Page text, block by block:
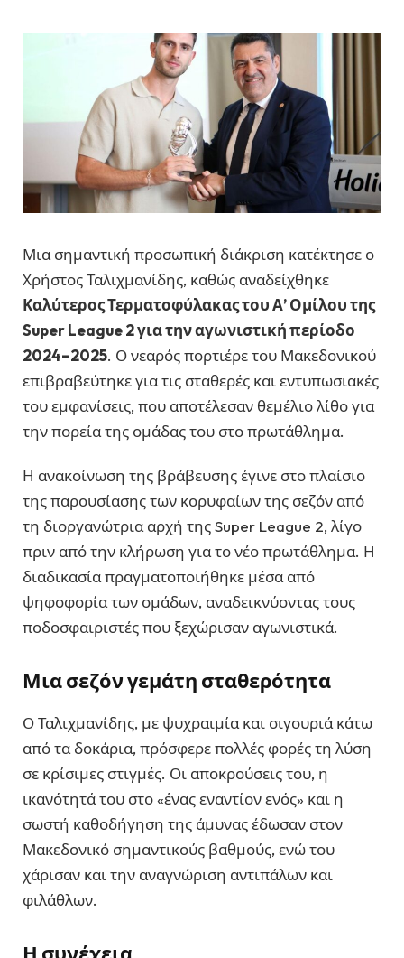
Μια σημαντική προσωπική διάκριση κατέκτησε ο
Χρήστος Ταλιχμανίδης, καθώς αναδείχθηκε
Καλύτερος Τερματοφύλακας του Α’ Ομίλου της
Super League 2 για την αγωνιστική περίοδο
2024–2025. Ο νεαρός πορτιέρε του Μακεδονικού
επιβραβεύτηκε για τις σταθερές και εντυπωσιακές
του εμφανίσεις, που αποτέλεσαν θεμέλιο λίθο για
την πορεία της ομάδας του στο πρωτάθλημα.
Η ανακοίνωση της βράβευσης έγινε στο πλαίσιο
της παρουσίασης των κορυφαίων της σεζόν από
τη διοργανώτρια αρχή της Super League 2, λίγο
πριν από την κλήρωση για το νέο πρωτάθλημα. Η
διαδικασία πραγματοποιήθηκε μέσα από
ψηφοφορία των ομάδων, αναδεικνύοντας τους
ποδοσφαιριστές που ξεχώρισαν αγωνιστικά.
Μια σεζόν γεμάτη σταθερότητα
Ο Ταλιχμανίδης, με ψυχραιμία και σιγουριά κάτω
από τα δοκάρια, πρόσφερε πολλές φορές τη λύση
σε κρίσιμες στιγμές. Οι αποκρούσεις του, η
ικανότητά του στο «ένας εναντίον ενός» και η
σωστή καθοδήγηση της άμυνας έδωσαν στον
Μακεδονικό σημαντικούς βαθμούς, ενώ του
χάρισαν και την αναγνώριση αντιπάλων και
φιλάθλων.